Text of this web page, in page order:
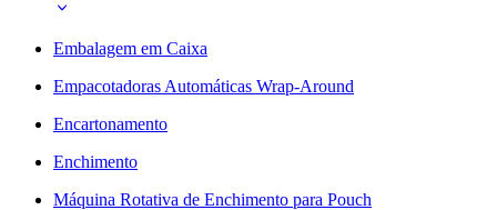
Embalagem em Caixa
Empacotadoras Automáticas Wrap-Around
Encartonamento
Enchimento
Máquina Rotativa de Enchimento para Pouch